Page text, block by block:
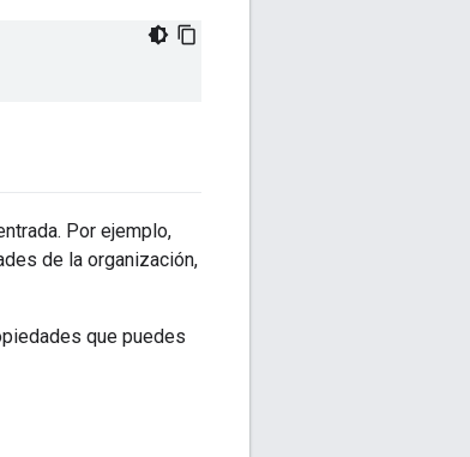
Por ejemplo,
de la organización,
que puedes